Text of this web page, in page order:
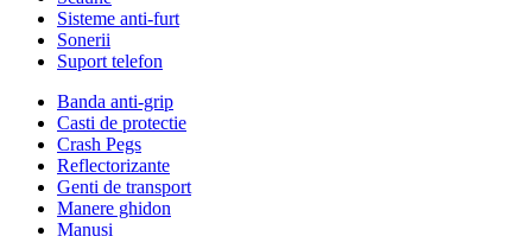
Sisteme anti-furt
Sonerii
Suport telefon
Banda anti-grip
Casti de protectie
Crash Pegs
Reflectorizante
Genti de transport
Manere ghidon
Manusi